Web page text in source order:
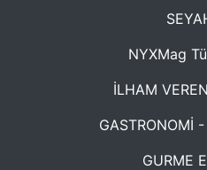
NYXMag
İLHAM
GASTRONOMİ
GURME